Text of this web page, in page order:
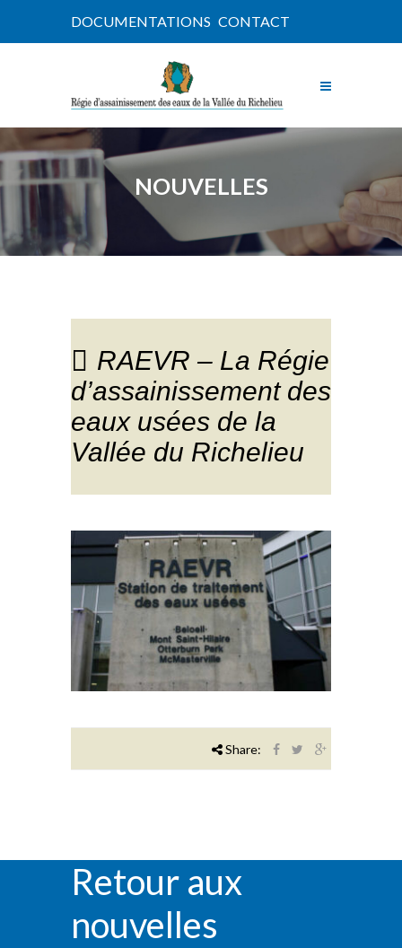
DOCUMENTATIONS CONTACT
NOUVELLES
RAEVR – La Régie
d’assainissement des
eaux usées de la
Vallée du Richelieu
Share:
Retour aux
nouvelles